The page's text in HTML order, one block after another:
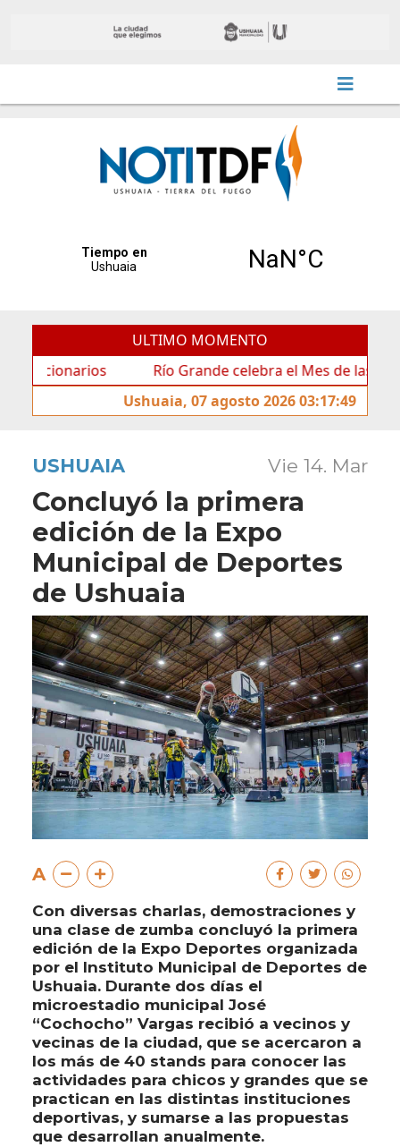
ULTIMO MOMENTO
Río Grande celebra el Mes de las Infancias
Ushuaia, 07 agosto 2026 03:17:49
USHUAIA Vie 14. Mar
Concluyó la primera
edición de la Expo
Municipal de Deportes
de Ushuaia
A
Con diversas charlas, demostraciones y
una clase de zumba concluyó la primera
edición de la Expo Deportes organizada
por el Instituto Municipal de Deportes de
Ushuaia. Durante dos días el
microestadio municipal José
“Cochocho” Vargas recibió a vecinos y
vecinas de la ciudad, que se acercaron a
los más de 40 stands para conocer las
actividades para chicos y grandes que se
practican en las distintas instituciones
deportivas, y sumarse a las propuestas
que desarrollan anualmente.